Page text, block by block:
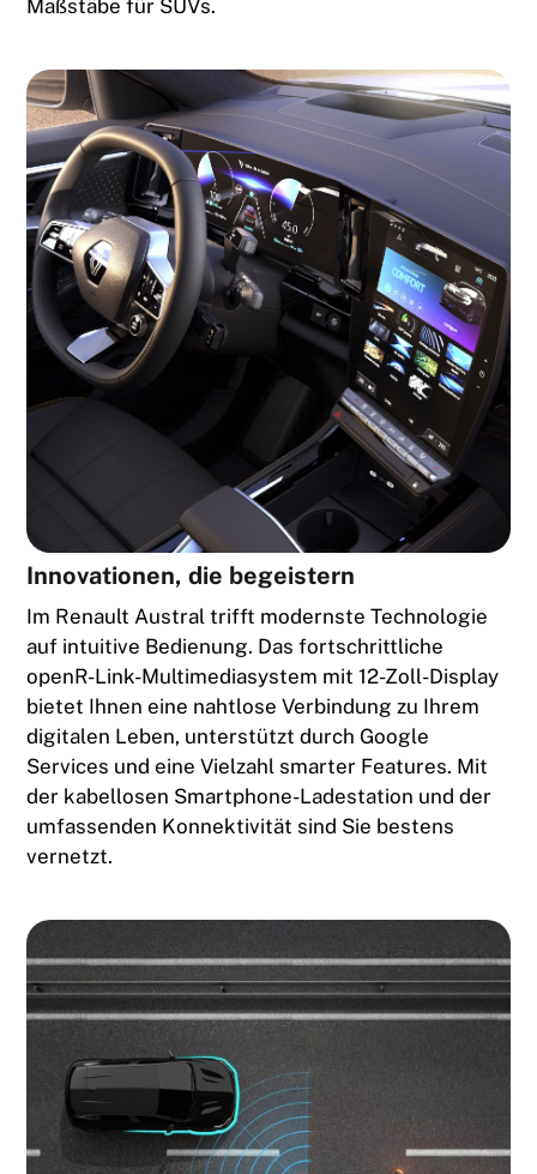
Maßstäbe für SUVs.
Innovationen, die begeistern
Im Renault Austral trifft modernste Technologie
auf intuitive Bedienung. Das fortschrittliche
openR-Link-Multimediasystem mit 12-Zoll-Display
bietet Ihnen eine nahtlose Verbindung zu Ihrem
digitalen Leben, unterstützt durch Google
Services und eine Vielzahl smarter Features. Mit
der kabellosen Smartphone-Ladestation und der
umfassenden Konnektivität sind Sie bestens
vernetzt.